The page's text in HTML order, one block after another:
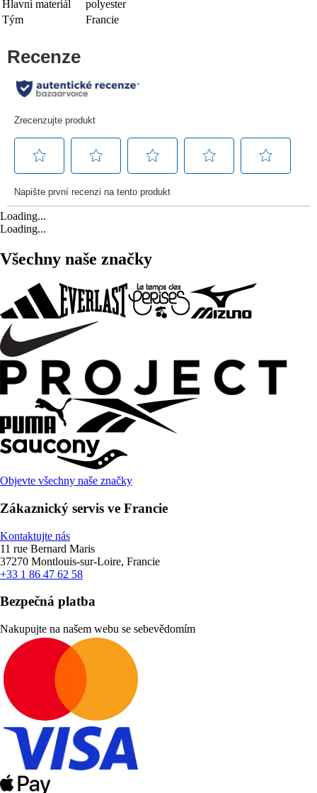
Hlavní materiál
polyester
Tým
Francie
Loading...
Loading...
Všechny naše značky
Objevte všechny naše značky
Zákaznický servis ve Francie
Kontaktujte nás
11 rue Bernard Maris
37270 Montlouis-sur-Loire, Francie
+33 1 86 47 62 58
Bezpečná platba
Nakupujte na našem webu se sebevědomím